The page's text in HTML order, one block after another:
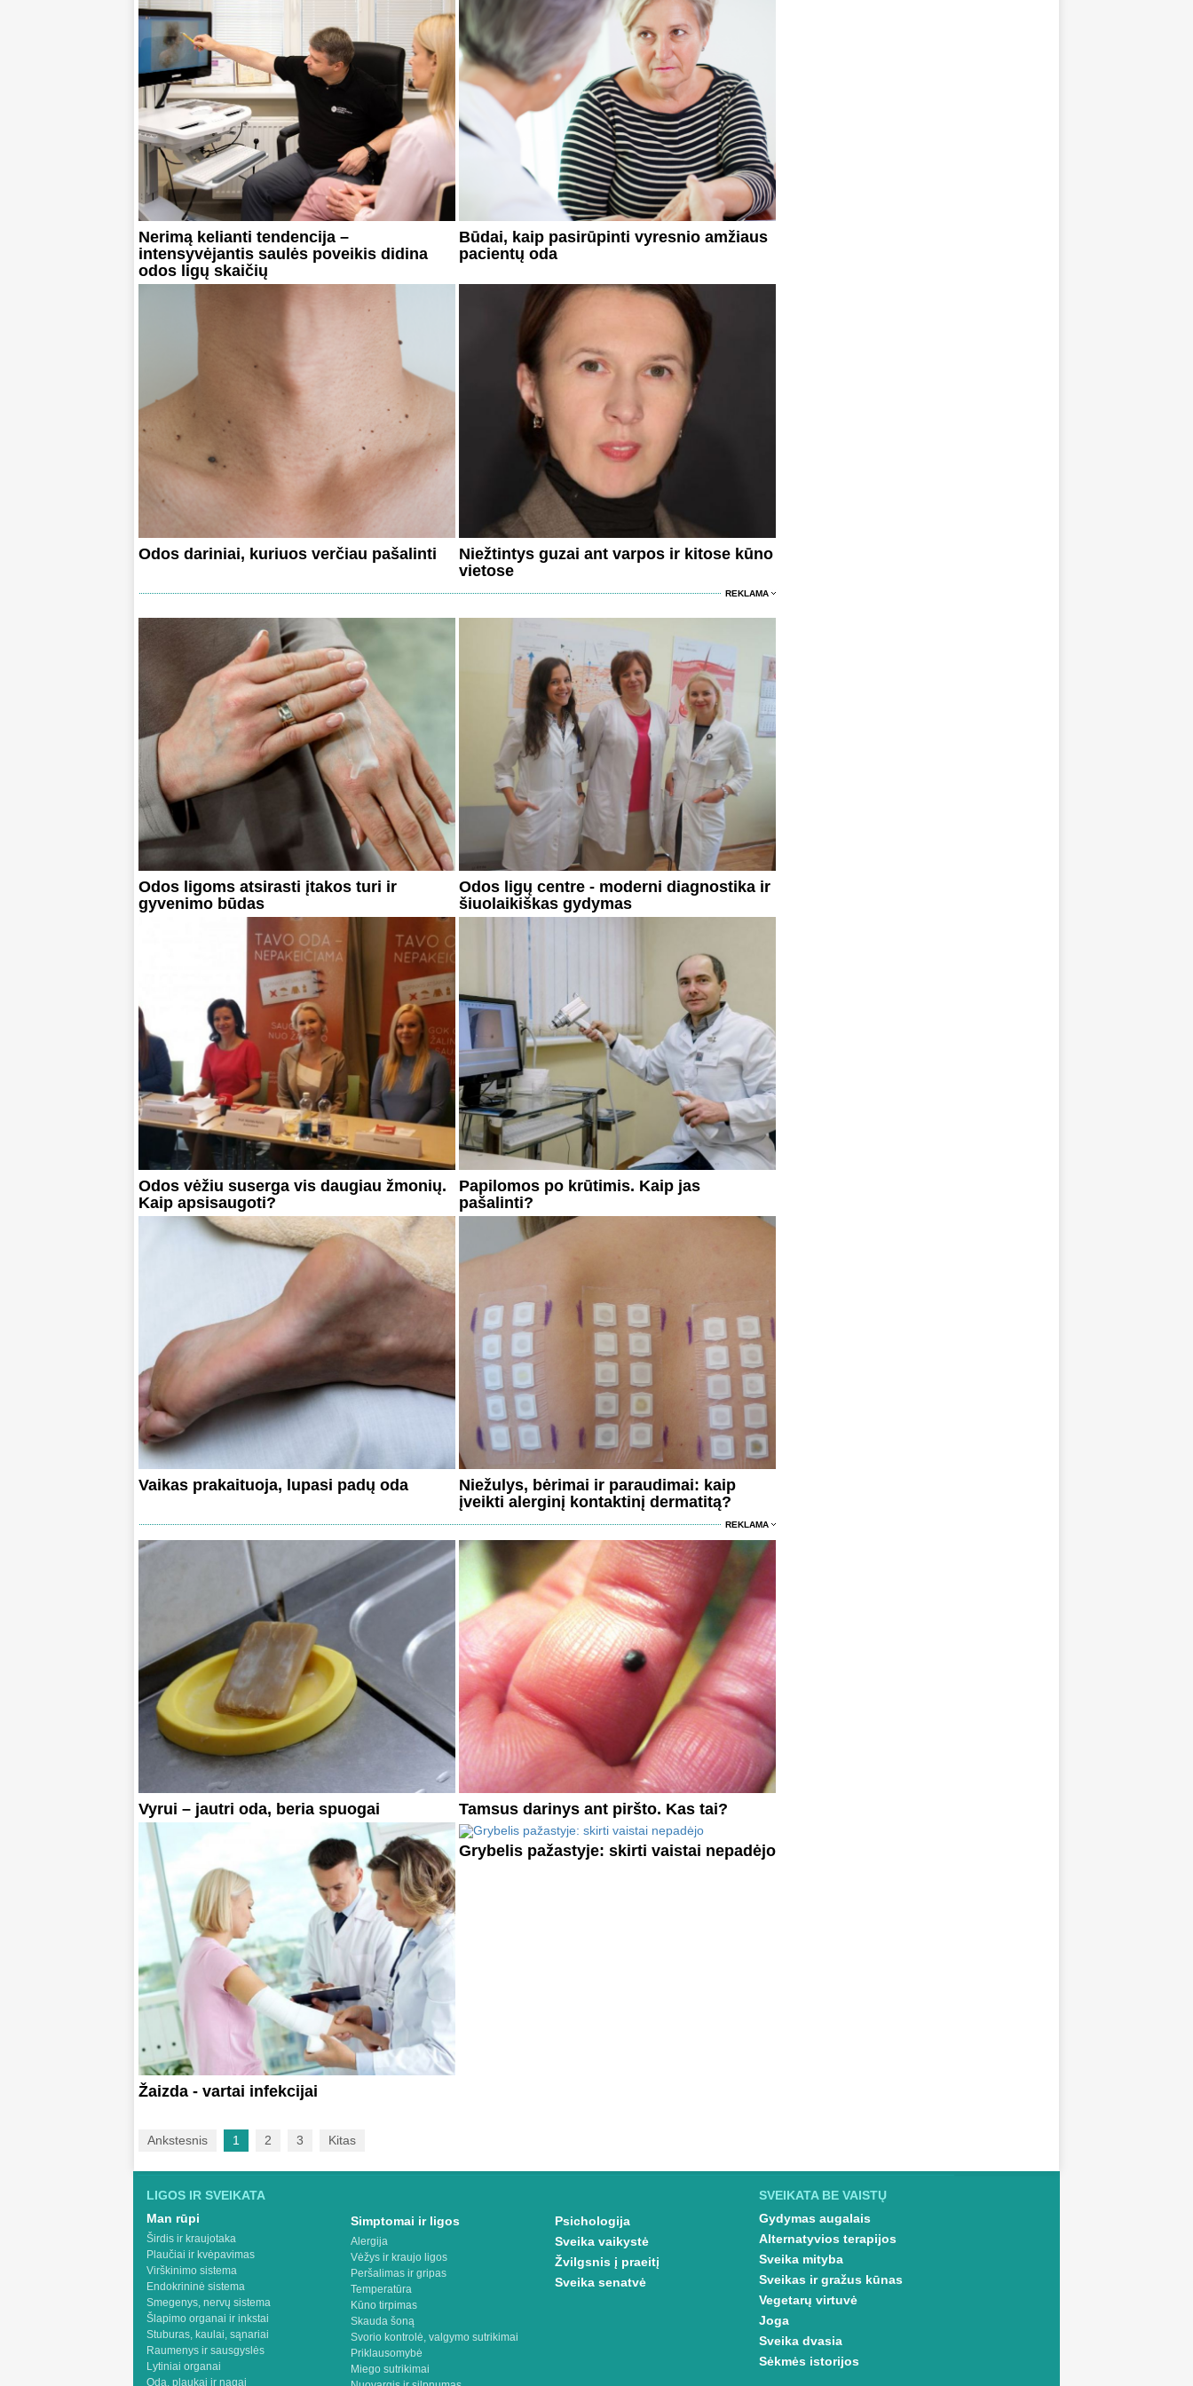
Nerimą kelianti tendencija –
intensyvėjantis saulės poveikis didina
odos ligų skaičių
Būdai, kaip pasirūpinti vyresnio amžiaus
pacientų oda
Odos dariniai, kuriuos verčiau pašalinti
Niežtintys guzai ant varpos ir kitose kūno
vietose
REKLAMA
Odos ligoms atsirasti įtakos turi ir
gyvenimo būdas
Odos ligų centre - moderni diagnostika ir
šiuolaikiškas gydymas
Odos vėžiu suserga vis daugiau žmonių.
Kaip apsisaugoti?
Papilomos po krūtimis. Kaip jas
pašalinti?
Vaikas prakaituoja, lupasi padų oda
Niežulys, bėrimai ir paraudimai: kaip
įveikti alerginį kontaktinį dermatitą?
REKLAMA
Vyrui – jautri oda, beria spuogai Tamsus darinys ant piršto. Kas tai?
Žaizda - vartai infekcijai
Grybelis pažastyje: skirti vaistai nepadėjo
Ankstesnis 1 2 3 Kitas
LIGOS IR SVEIKATA
Man rūpi
Širdis ir kraujotaka
Plaučiai ir kvėpavimas
Virškinimo sistema
Endokrininė sistema
Smegenys, nervų sistema
Šlapimo organai ir inkstai
Stuburas, kaulai, sąnariai
Raumenys ir sausgyslės
Lytiniai organai
Oda, plaukai ir nagai
Simptomai ir ligos
Alergija
Vėžys ir kraujo ligos
Peršalimas ir gripas
Temperatūra
Kūno tirpimas
Skauda šoną
Svorio kontrolė, valgymo sutrikimai
Priklausomybė
Miego sutrikimai
Psichologija
Sveika vaikystė
Žvilgsnis į praeitį
Sveika senatvė
SVEIKATA BE VAISTŲ
Gydymas augalais
Alternatyvios terapijos
Sveika mityba
Sveikas ir gražus kūnas
Vegetarų virtuvė
Joga
Sveika dvasia
Sėkmės istorijos